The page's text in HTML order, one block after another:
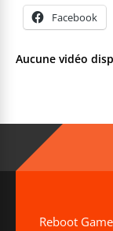
Facebook
Aucune vidéo
Reboot